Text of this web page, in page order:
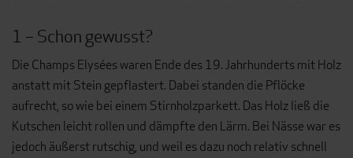
1 – Schon gewusst?
Die Champs Elysées waren Ende des 19. Jahrhunderts mit Holz
anstatt mit Stein gepflastert. Dabei standen die Pflöcke
aufrecht, so wie bei einem Stirnholzparkett. Das Holz ließ die
Kutschen leicht rollen und dämpfte den Lärm. Bei Nässe war es
jedoch äußerst rutschig, und weil es dazu noch relativ schnell